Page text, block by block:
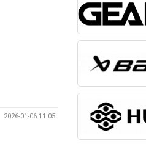
2026-01-06 11:05